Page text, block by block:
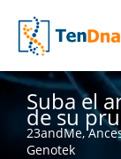
Suba el
de su
23andMe,
Genotek